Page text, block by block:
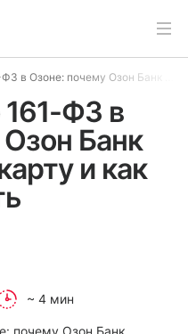
Озон Банк заблокировал карту и как разблокировать
161-ФЗ в
Банк
и как
~ 4 мин